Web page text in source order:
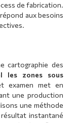
de fabrication.
aux besoins
cartographie des
les zones sous
examen met en
une production
une méthode
instantané